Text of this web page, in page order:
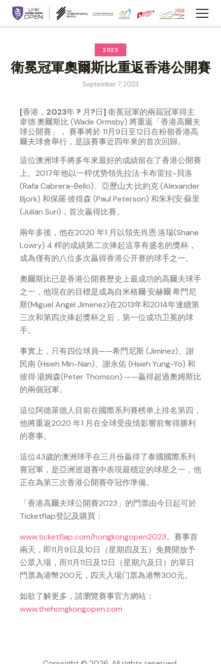
2023
衛冕冠軍奧爾斯比重返香港公開賽
September 7, 2023
[香港， 2023年? 月?日]衛冕冠軍的兩屆冠軍得主
韋德·奧爾斯比 (Wade Ormsby) 將重返「香港高爾夫
球公開賽」， 賽事將於 11月9日至12日在粉嶺香港高
爾夫球會舉行，是該賽事近四年來的首次回歸。
這位澳洲球手將多年來最好的成績留在了香港公開賽
上。2017年他以一桿优势領先拉法·卡布雷拉-貝洛
(Rafa Cabrera-Bello)、亞歷山大·比約克 (Alexander
Bjork) 和保羅·彼得森 (Paul Peterson) 和朱利安·蘇里
(Julian Suri)，首次贏得比賽。
兩年多後，他在2020 年1 月以領先肖恩·洛瑞(Shane
Lowry) 4 桿的成績第二次捧起這享有盛名的獎杯，
成為僅有的八位多次贏得香港公开赛的球手之一。
奧爾斯比已是香港公開賽歷史上最成功的高爾夫球手
之一，他現在的目標是成為自米格爾·安赫爾·希門尼
斯(Miguel Angel Jimenez)在2013年和2014年連續第
三次和第四次捧起獎杯之后，第一位成功卫冕的球
手。
事實上，只有四位球員——希門尼斯 (Jiminez)、謝
民南 (Hsieh Min-Nan)、謝永佑 (Hsieh Yung-Yo) 和
彼得·湯姆森(Peter Thomson) ——贏得超過奧姆斯比
的兩個冠軍。
這位阿德萊德人目前在國際系列賽榜单上排名第四，
他將重返2020 年1 月在全球受疫情影響前奪得勝利
的赛事。
這位43歲的澳洲球手在三月份贏得了泰國國際系列
賽冠軍，是亞洲巡迴賽中表現最穩定的球星之一，他
正在為第三次香港公開賽夺冠作準備。
「香港高爾夫球公開賽2023 」的門票由今日起可於
Ticketflap登記及購買：
www.ticketflap.com/hongkongopen2023。賽事首
兩天，即11月9日及10日（星期四及五）免費開放予
公眾入場，而11月11日及12日（星期六及日）的單日
門票為港幣200元，四天入場门票為港幣300元。
如欲了解更多，請瀏覽賽事官方網站：
www.thehongkongopen.com